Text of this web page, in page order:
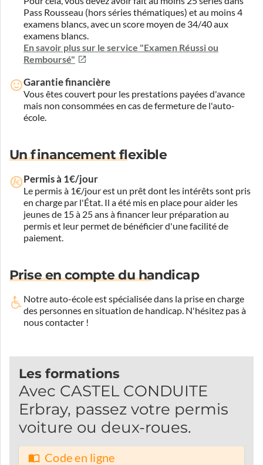
Pass Rousseau (hors séries thématiques) et au moins 4
examens blancs, avec un score moyen de 34/40 aux
examens blancs.
En savoir plus sur le service "Examen Réussi ou
Remboursé"
Garantie financière
Vous êtes couvert pour les prestations payées d'avance
mais non consommées en cas de fermeture de l'auto-
école.
Un financement flexible
Permis à 1€/jour
Le permis à 1€/jour est un prêt dont les intérêts sont pris
en charge par l'État. Il a été mis en place pour aider les
jeunes de 15 à 25 ans à financer leur préparation au
permis et leur permet de bénéficier d'une facilité de
paiement.
Prise en compte du handicap
Notre auto-école est spécialisée dans la prise en charge
des personnes en situation de handicap. N'hésitez pas à
nous contacter !
Les formations
Avec CASTEL CONDUITE
Erbray, passez votre permis
voiture ou deux-roues.
Code en ligne